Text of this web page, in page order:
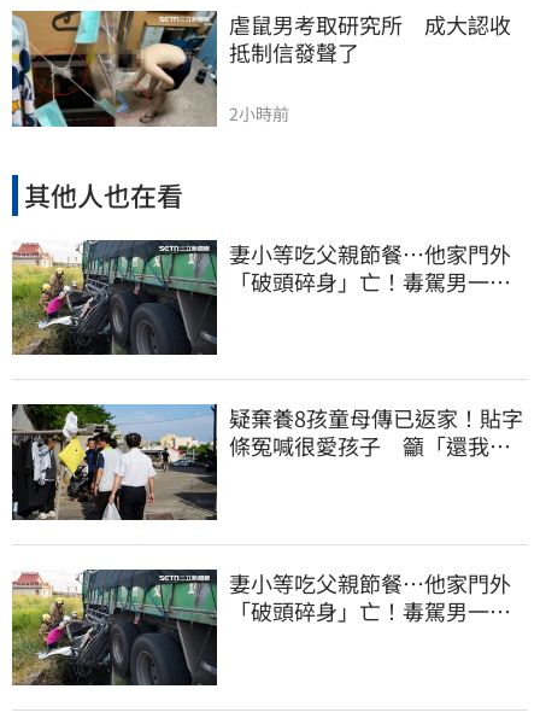
虐鼠男考取研究所　成大認收
抵制信發聲了
2小時前
其他人也在看
妻小等吃父親節餐⋯他家門外
「破頭碎身」亡！毒駕男一路
疑棄養8孩童母傳已返家！貼字
條冤喊很愛孩子 籲「還我們
妻小等吃父親節餐⋯他家門外
「破頭碎身」亡！毒駕男一路